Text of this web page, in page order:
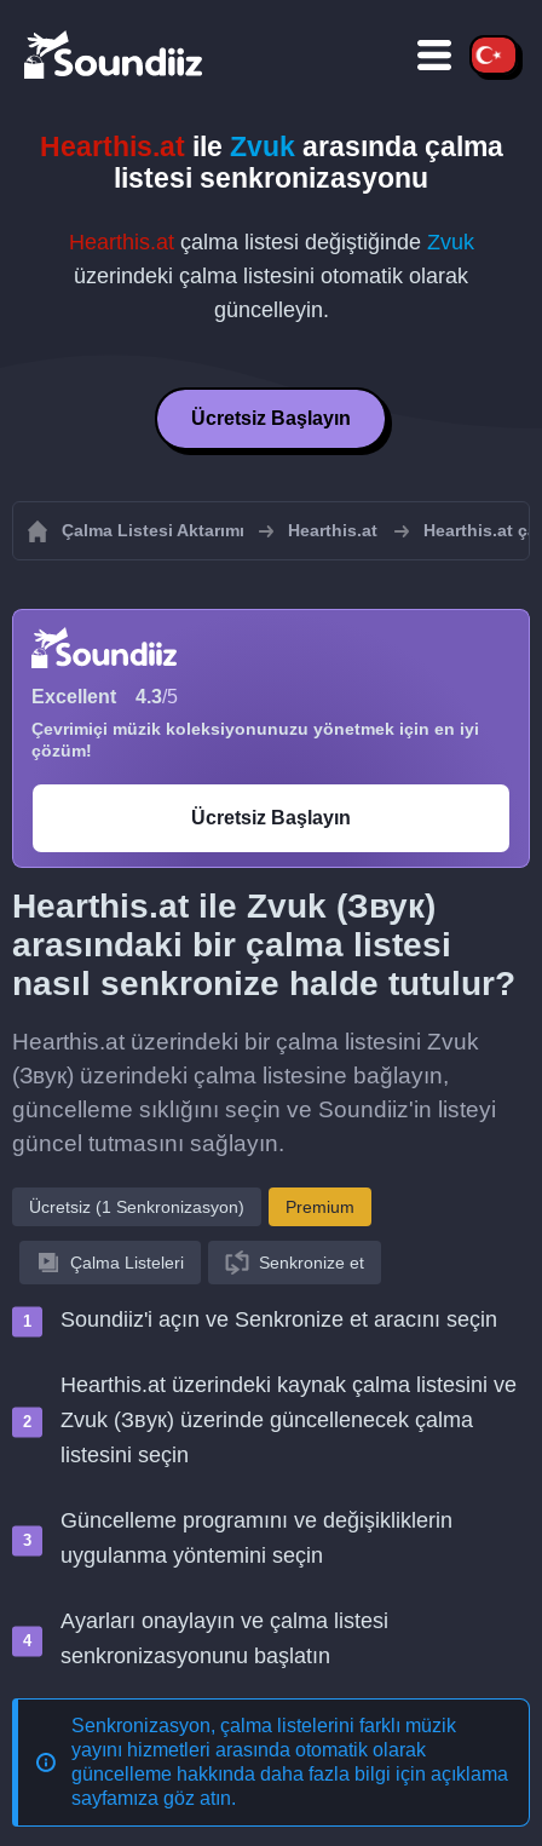
Hearthis.atile Zvukarasında çalma
listesi senkronizasyonu
Hearthis.atçalma listesi değiştiğinde Zvuk
üzerindeki çalma listesini otomatik olarak
güncelleyin.
Ücretsiz Başlayın
Çalma Listesi Aktarımı Hearthis.at Hearthis.at
Excellent 4.3/5
Çevrimiçi müzik koleksiyonunuzu yönetmek için en iyi
çözüm!
Ücretsiz Başlayın
Hearthis.at ile Zvuk (Звук)
arasındaki bir çalma listesi
nasıl senkronize halde tutulur?
Hearthis.at üzerindeki bir çalma listesini Zvuk
(Звук) üzerindeki çalma listesine bağlayın,
güncelleme sıklığını seçin ve Soundiiz'in listeyi
güncel tutmasını sağlayın.
Ücretsiz (1 Senkronizasyon) Premium
Çalma Listeleri Senkronize et
Soundiiz'i açın ve Senkronize et aracını seçin
Hearthis.at üzerindeki kaynak çalma listesini ve
Zvuk (Звук) üzerinde güncellenecek çalma
listesini seçin
Güncelleme programını ve değişikliklerin
uygulanma yöntemini seçin
Ayarları onaylayın ve çalma listesi
senkronizasyonunu başlatın
Senkronizasyon, çalma listelerini farklı müzik
yayını hizmetleri arasında otomatik olarak
güncelleme hakkında daha fazla bilgi için açıklama
sayfamıza göz atın.